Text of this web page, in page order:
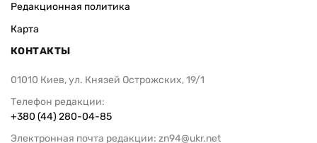
Редакционная политика
Карта
КОНТАКТЫ
01010 Киев, ул. Князей Острожских, 19/1
Телефон редакции:
+380 (44) 280-04-85
Электронная почта редакции: zn94@ukr.net